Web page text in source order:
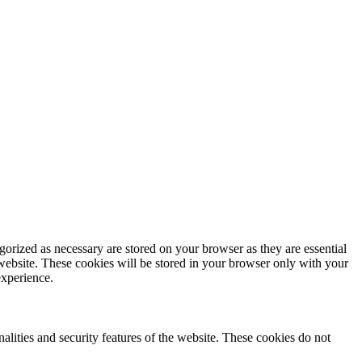
as necessary are stored on your browser as they are essential
These cookies will be stored in your browser only with your
and security features of the website. These cookies do not